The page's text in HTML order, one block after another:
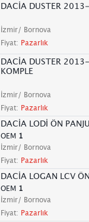
DACİA DUSTER
İzmir/ Bornova
Fiyat: Pazarlık
DACİA DUSTER
KOMPLE
İzmir/ Bornova
Fiyat: Pazarlık
DACİA LODİ ÖN
OEM 1
İzmir/ Bornova
Fiyat: Pazarlık
DACİA LOGAN LCV
OEM 1
İzmir/ Bornova
Fiyat: Pazarlık